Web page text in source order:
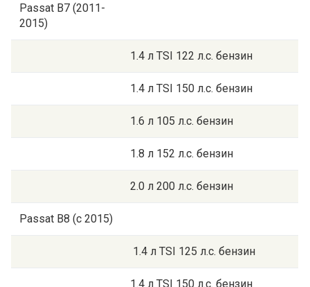
Passat B7 (2011-
2015)
1.4 л TSI 122 л.с. бензин
1.4 л TSI 150 л.с. бензин
1.6 л 105 л.с. бензин
1.8 л 152 л.с. бензин
2.0 л 200 л.с. бензин
Passat B8 (с 2015)
1.4 л TSI 125 л.с. бензин
1.4 л TSI 150 л.с. бензин